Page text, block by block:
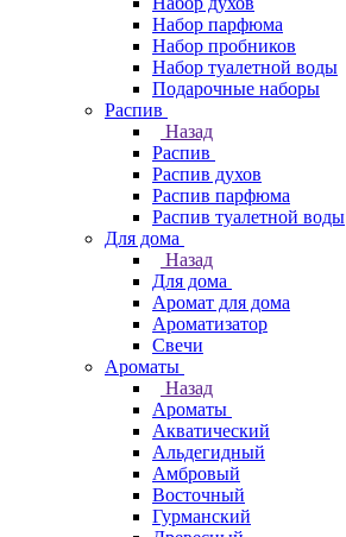
Набор парфюма
Набор пробников
Набор туалетной воды
Подарочные наборы
Распив
Назад
Распив
Распив духов
Распив парфюма
Распив туалетной воды
Для дома
Назад
Для дома
Аромат для дома
Ароматизатор
Свечи
Ароматы
Назад
Ароматы
Акватический
Альдегидный
Амбровый
Восточный
Гурманский